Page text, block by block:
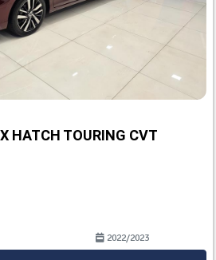
HATCH TOURING CVT
2022/2023